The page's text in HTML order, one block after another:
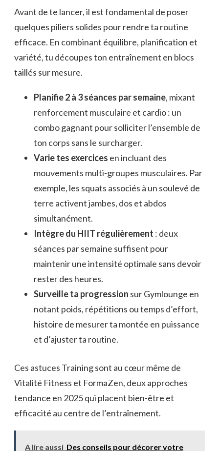
Avant de te lancer, il est fondamental de poser
quelques piliers solides pour rendre ta routine
efficace. En combinant équilibre, planification et
variété, tu découpes ton entraînement en blocs
taillés sur mesure.
Planifie 2 à 3 séances par semaine, mixant
renforcement musculaire et cardio : un
combo gagnant pour solliciter l’ensemble de
ton corps sans le surcharger.
Varie tes exercices en incluant des
mouvements multi-groupes musculaires. Par
exemple, les squats associés à un soulevé de
terre activent jambes, dos et abdos
simultanément.
Intègre du HIIT régulièrement : deux
séances par semaine suffisent pour
maintenir une intensité optimale sans devoir
rester des heures.
Surveille ta progression sur Gymlounge en
notant poids, répétitions ou temps d’effort,
histoire de mesurer ta montée en puissance
et d’ajuster ta routine.
Ces astuces Training sont au cœur même de
Vitalité Fitness et FormaZen, deux approches
tendance en 2025 qui placent bien-être et
efficacité au centre de l’entraînement.
A lire aussi Des conseils pour décorer votre